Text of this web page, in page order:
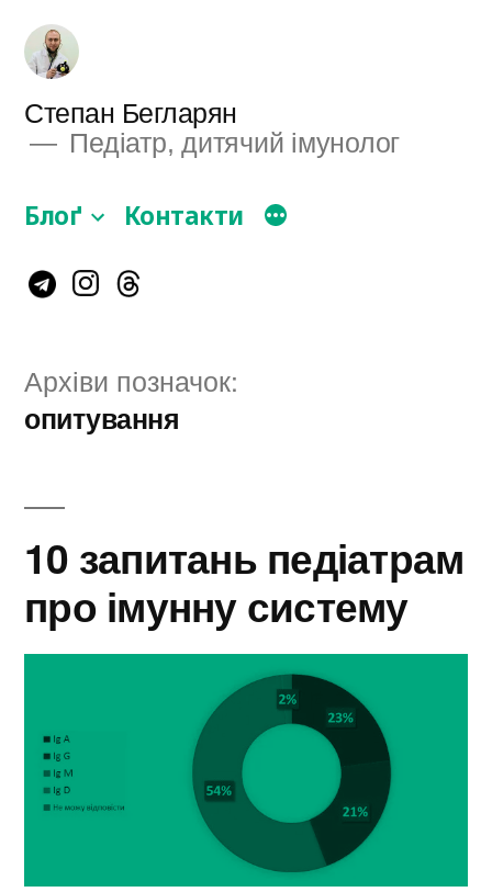
Перейти
до
вмісту
Степан Бегларян
Педіатр, дитячий імунолог
Блоґ Контакти
TelegramInstagram
Threads
Архіви позначок:
опитування
10 запитань педіатрам
про імунну систему